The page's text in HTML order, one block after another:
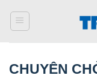
qua
CHUYÊN